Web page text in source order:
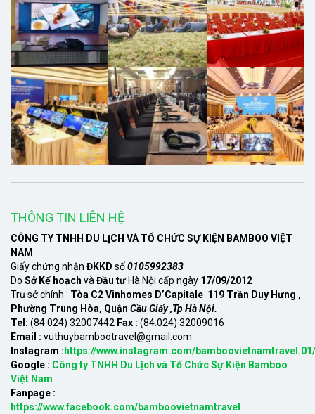
THÔNG TIN LIÊN HỆ
CÔNG TY TNHH DU LỊCH VÀ TỔ CHỨC SỰ KIỆN BAMBOO VIỆT
NAM
Giấy chứng nhận ĐKKD số0105992383
Do Sở Kế hoạch và Đầu tư Hà Nội cấp ngày 17/09/2012
Trụ sở chính : Tòa C2 Vinhomes D’Capitale 119 Trần Duy Hưng ,
Phường Trung Hòa, Quận Cầu Giấy ,Tp Hà Nội.
Tel: (84.024) 32007442 Fax : (84.024) 32009016
Email : vuthuybambootravel@gmail.com
Instagram : https://www.instagram.com/bamboovietnamtravel.01/
Google : Công ty TNHH Du Lịch và Tổ Chức Sự Kiện Bamboo
Việt Nam
Fanpage :
https://www.facebook.com/bamboovietnamtravel